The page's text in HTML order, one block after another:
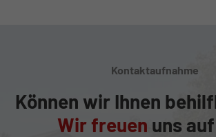
Kontaktaufnahme
Können wir Ihnen
Wir freuen uns